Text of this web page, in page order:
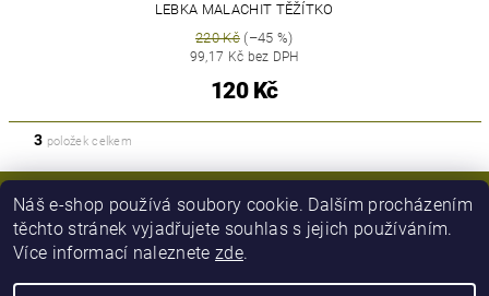
LEBKA MALACHIT TĚŽÍTKO
220 Kč(–45 %)
99,17 Kč bez DPH
120 Kč
3 položek celkem
Náš e-shop používá soubory cookie. Dalším procházením
těchto stránek vyjadřujete souhlas s jejich používáním.
Více informací naleznetezde.